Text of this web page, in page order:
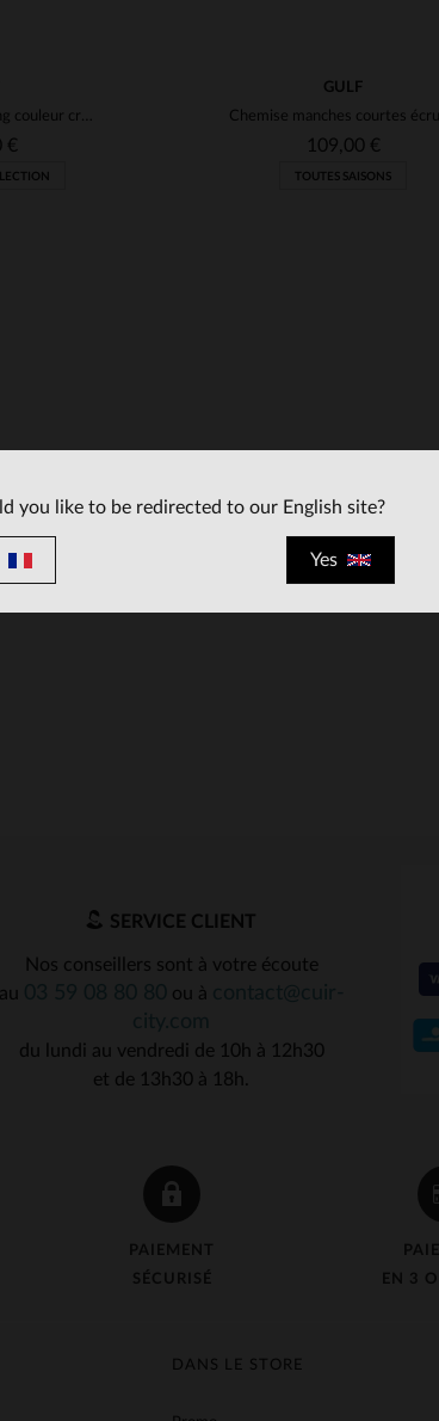
2XL
Blouson textile racing couleur crème blanc cassé Gulf
€
TAILLES
M L
GULF
109,00 €
TOUTES SAISONS
PAIEMENT
SÉCURISÉ
EN 3
SERVICE CLIENT
Nos conseillers sont à votre écoute
au
ou à
du lundi au vendredi de 10h à 12h30
et de 13h30 à 18h.
DANS LE STORE
you like to be redirected to our English site?
Yes